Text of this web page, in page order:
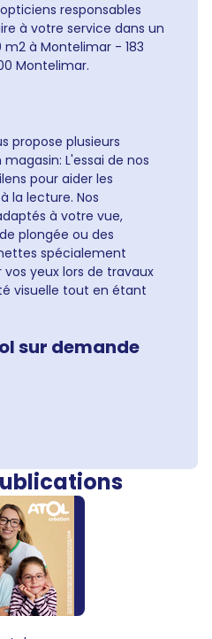
responsables
à votre service dans un
m2 à Montelimar - 183
Montelimar.
propose plusieurs
L'essai de nos
pour aider les
la lecture. Nos
à votre vue,
plongée ou des
spécialement
yeux lors de travaux
visuelle tout en étant
sur demande